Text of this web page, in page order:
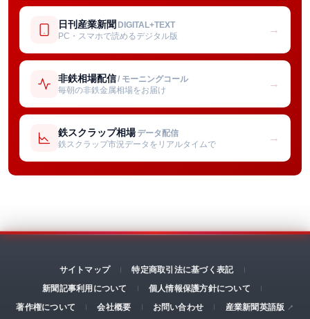
日刊産業新聞 DIGITAL+TEXT
PC・スマホで読めるデジタル版
→
非鉄相場配信/ モーニングコール
毎朝の非鉄金属相場をお届け
→
鉄スクラップ相場 データ配信
鉄スクラップ市況データをリアルタイムで
→
サイトマップ
特定商取引法に基づく表記
新聞記事利用について
個人情報保護方針について
著作権について
会社概要 お問い合わせ 産業新聞英語版